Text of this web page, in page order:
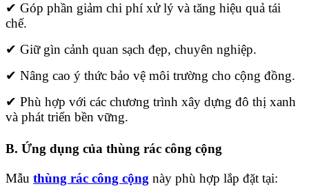
✔ Góp phần giảm chi phí xử lý và tăng hiệu quả tái
chế.
✔ Giữ gìn cảnh quan sạch đẹp, chuyên nghiệp.
✔ Nâng cao ý thức bảo vệ môi trường cho cộng đồng.
✔ Phù hợp với các chương trình xây dựng đô thị xanh
và phát triển bền vững.
B. Ứng dụng của thùng rác công cộng
Mẫu thùng rác công cộng này phù hợp lắp đặt tại: